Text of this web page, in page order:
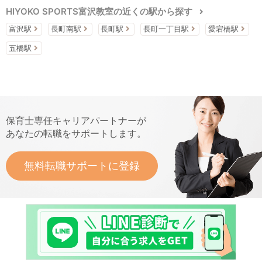
HIYOKO SPORTS富沢教室の近くの駅から探す
富沢駅 長町南駅 長町駅 長町一丁目駅 愛宕橋駅
五橋駅
保育士専任キャリアパートナーが
あなたの転職をサポートします。
無料転職サポートに登録